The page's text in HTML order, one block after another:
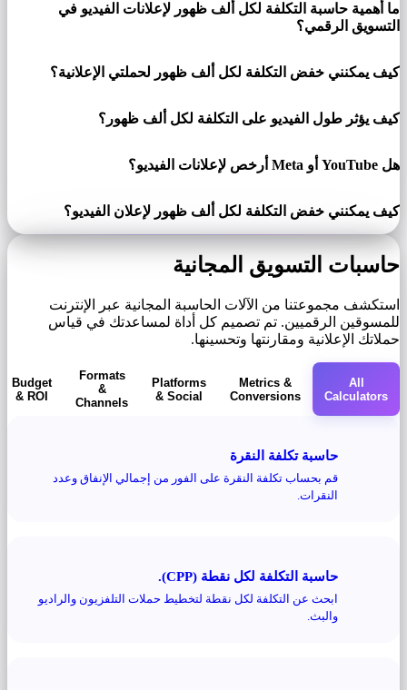
ما أهمية حاسبة التكلفة لكل ألف ظهور لإعلانات الفيديو في
التسويق الرقمي؟
كيف يمكنني خفض التكلفة لكل ألف ظهور لحملتي الإعلانية؟
كيف يؤثر طول الفيديو على التكلفة لكل ألف ظهور؟
هل YouTube أو Meta أرخص لإعلانات الفيديو؟
كيف يمكنني خفض التكلفة لكل ألف ظهور لإعلان الفيديو؟
حاسبات التسويق المجانية
استكشف مجموعتنا من الآلات الحاسبة المجانية عبر الإنترنت
للمسوقين الرقميين. تم تصميم كل أداة لمساعدتك في قياس
حملاتك الإعلانية ومقارنتها وتحسينها.
All
Calculators
Metrics &
Conversions
Platforms
& Social
Formats
&
Channels
Budget
& ROI
حاسبة تكلفة النقرة
قم بحساب تكلفة النقرة على الفور من إجمالي الإنفاق وعدد
النقرات.
حاسبة التكلفة لكل نقطة (CPP).
ابحث عن التكلفة لكل نقطة لتخطيط حملات التلفزيون والراديو
والبث.